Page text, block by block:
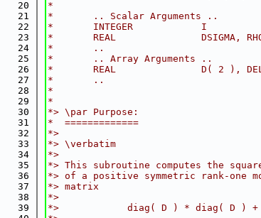
   20
*
   21
*       .. Scalar Arguments ..
   22
*       INTEGER            I
   23
*       REAL               DSIGMA,
   24
*       ..
   25
*       .. Array Arguments ..
   26
*       REAL               D( 2 ),
   27
*       ..
   28
*
   29
*
   30
*> \par Purpose:
   31
*  =============
   32
*>
   33
*> \verbatim
   34
*>
   35
*> This subroutine computes the
   36
*> of a positive symmetric rank-one
   37
*> matrix
   38
*>
   39
*>            diag( D ) * diag( D ) +